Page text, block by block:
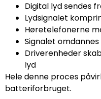
Digital lyd sendes
Lydsignalet
Høretelefonerne
Signalet
Driverenheder
lyd
Hele denne proces
batteriforbruget.